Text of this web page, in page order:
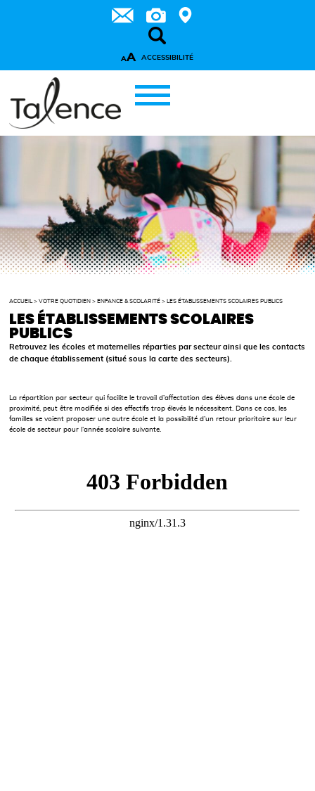
AA ACCESSIBILITÉ
ACCUEIL >VOTRE QUOTIDIEN > ENFANCE & SCOLARITÉ > LES ÉTABLISSEMENTS SCOLAIRES PUBLICS
LES ÉTABLISSEMENTS SCOLAIRES
PUBLICS
Retrouvez les écoles et maternelles réparties par secteur ainsi que les contacts
de chaque établissement (situé sous la carte des secteurs).
La répartition par secteur qui facilite le travail d’affectation des élèves dans une école de
proximité, peut être modifiée si des effectifs trop élevés le nécessitent. Dans ce cas, les
familles se voient proposer une autre école et la possibilité d’un retour prioritaire sur leur
école de secteur pour l’année scolaire suivante.